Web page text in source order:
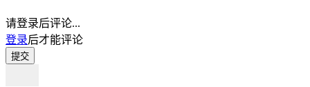
请登录后评论...
登录后才能评论
提交